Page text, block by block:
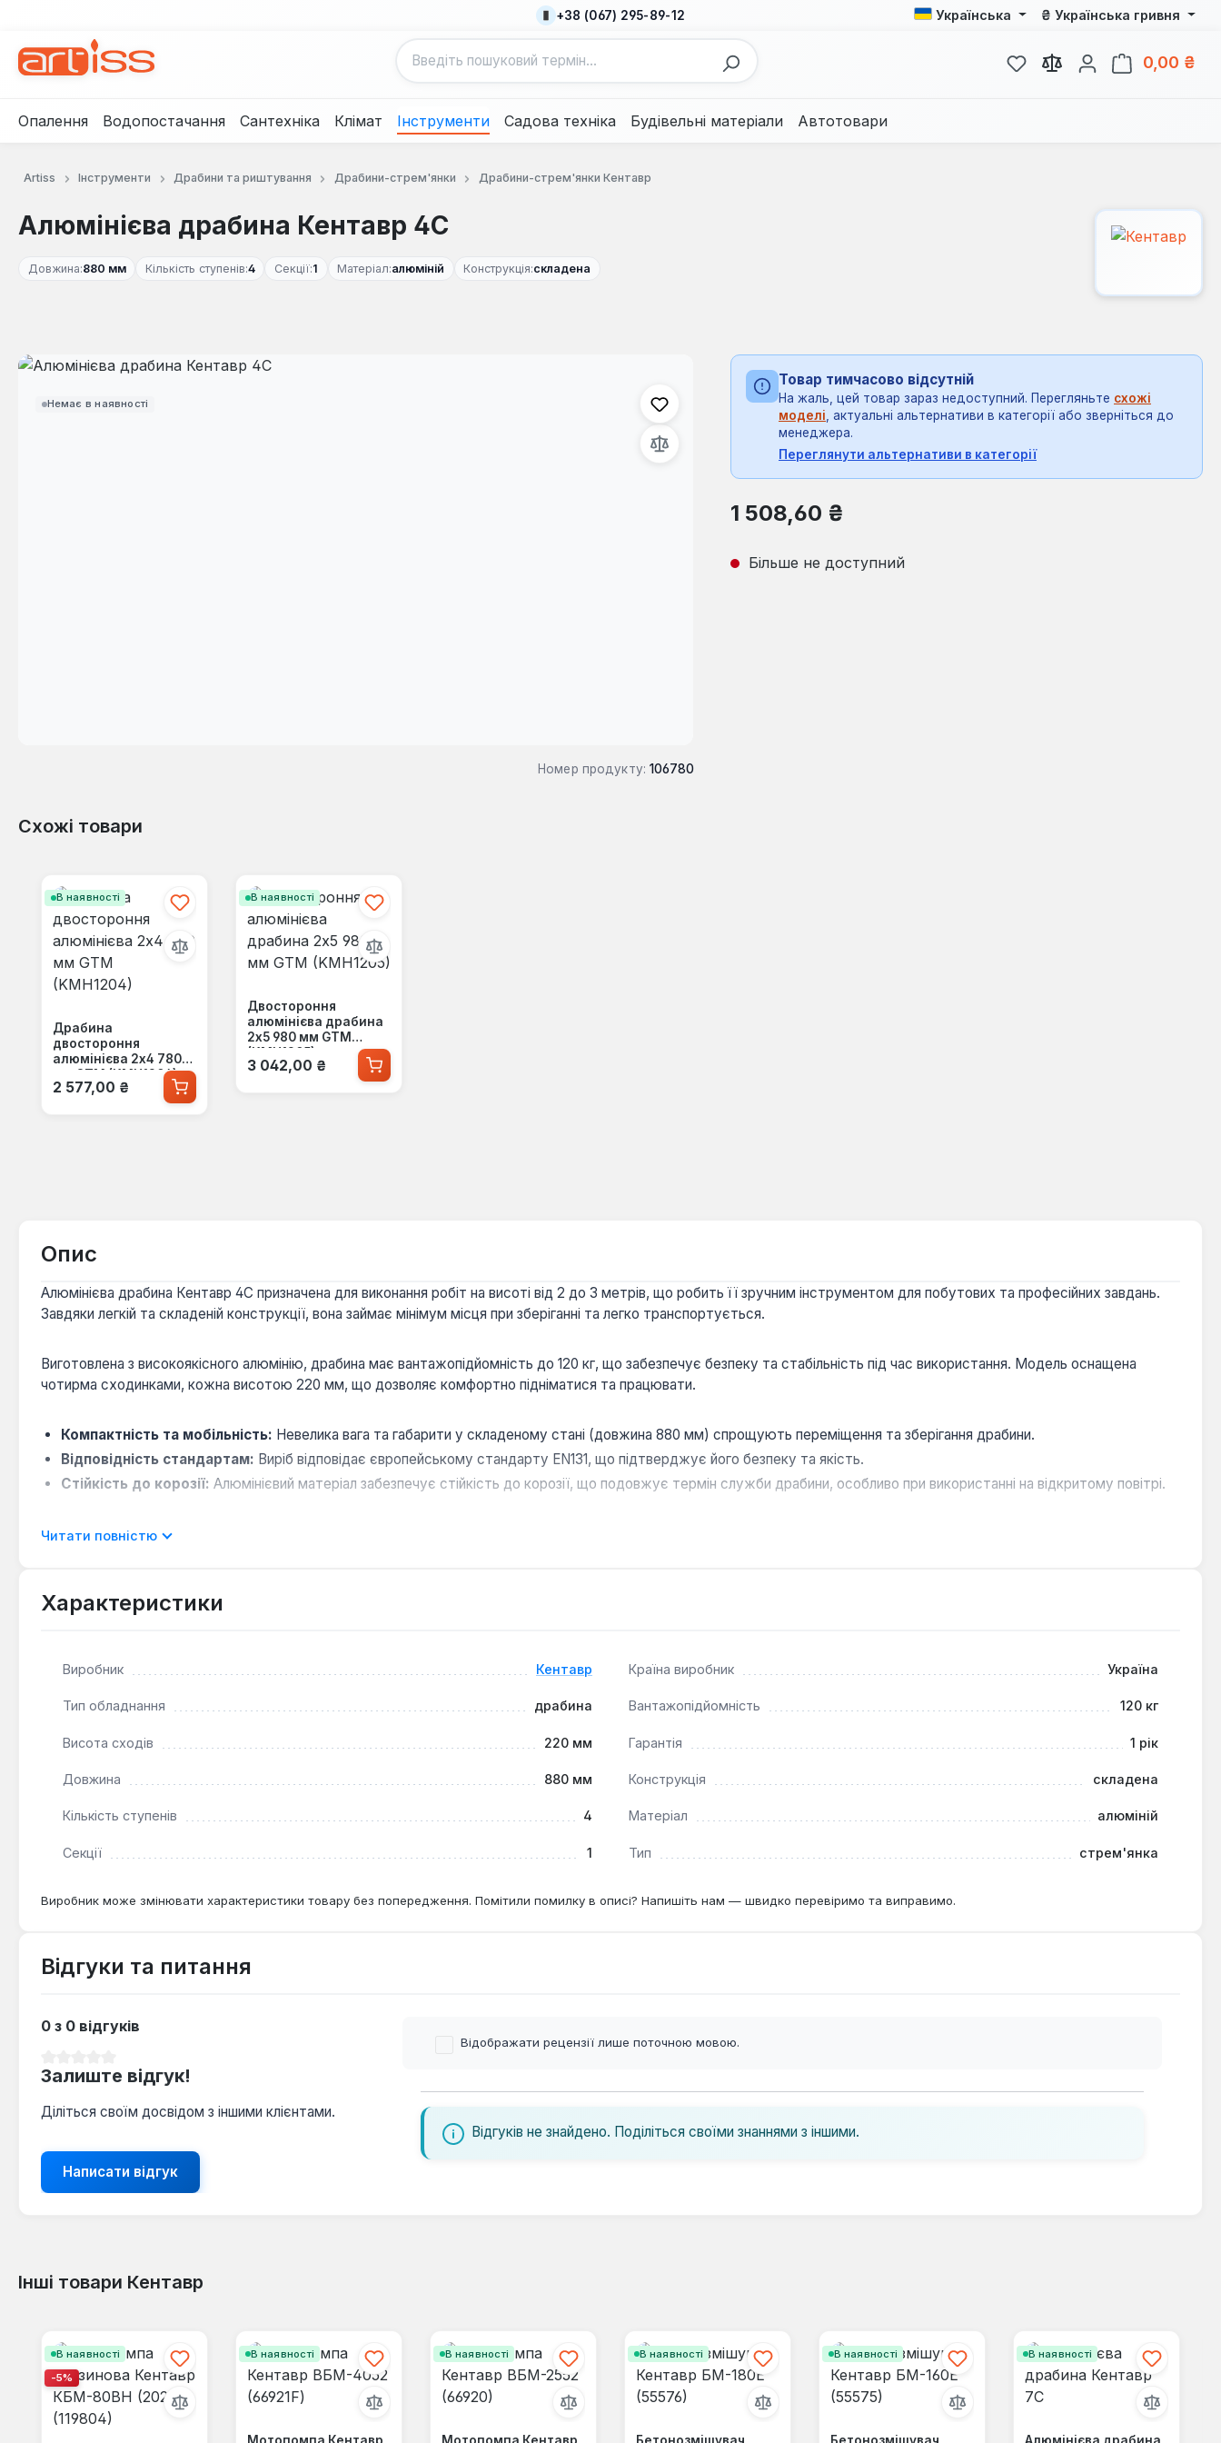
+38 (067) 295-89-12 Українська ₴ Українська гривня
У вас є 0 у списку бажань
0,00 ₴
Опалення Водопостачання Сантехніка Клімат Інструменти Садова техніка Будівельні матеріали Автотовари
Artiss Інструменти Драбини та риштування Драбини-стрем'янки Драбини-стрем'янки Кентавр
Алюмінієва драбина Кентавр 4С
Довжина:880 мм Кількість ступенів:4 Секції:1 Матеріал:алюміній Конструкція:складена
Немає в наявності
Пропустити галерею зображень
Номер продукту: 106780
Товар тимчасово відсутній
На жаль, цей товар зараз недоступний. Перегляньте схожі
моделі , актуальні альтернативи в категорії або зверніться до
менеджера.
Переглянути альтернативи в категорії
Звичайна ціна:
1 508,60 ₴
Більше не доступний
Схожі товари
В наявності
Драбина
двостороння
алюмінієва 2х4 780
мм GTM (KMH1204)
Звичайна ціна:
2 577,00 ₴
В наявності
Двостороння
алюмінієва драбина
2х5 980 мм GTM
(KMH1205)
Звичайна ціна:
3 042,00 ₴
Опис
Алюмінієва драбина Кентавр 4С призначена для виконання робіт на висоті від 2 до 3 метрів, що робить її зручним інструментом для побутових та професійних завдань.
Завдяки легкій та складеній конструкції, вона займає мінімум місця при зберіганні та легко транспортується.
Виготовлена з високоякісного алюмінію, драбина має вантажопідйомність до 120 кг, що забезпечує безпеку та стабільність під час використання. Модель оснащена
чотирма сходинками, кожна висотою 220 мм, що дозволяє комфортно підніматися та працювати.
Компактність та мобільність: Невелика вага та габарити у складеному стані (довжина 880 мм) спрощують переміщення та зберігання драбини.
Відповідність стандартам: Виріб відповідає європейському стандарту EN131, що підтверджує його безпеку та якість.
Стійкість до корозії: Алюмінієвий матеріал забезпечує стійкість до корозії, що подовжує термін служби драбини, особливо при використанні на відкритому повітрі.
Ця стрем'янка є універсальним рішенням для широкого спектру завдань, таких як ремонтні роботи вдома, догляд за садом, монтаж обладнання або доступ до високих
Читати повністю
Характеристики
Виробник Кентавр Країна виробник Україна
Тип обладнання драбина Вантажопідйомність 120 кг
Висота сходів 220 мм Гарантія 1 рік
Довжина 880 мм Конструкція складена
Кількість ступенів 4 Матеріал алюміній
Секції 1 Тип стрем'янка
Виробник може змінювати характеристики товару без попередження. Помітили помилку в описі? Напишіть нам — швидко перевіримо та виправимо.
Відгуки та питання
0 з 0 відгуків
Залиште відгук!
Діліться своїм досвідом з іншими клієнтами.
Написати відгук
Відображати рецензії лише поточною мовою.
Відгуків не знайдено. Поділіться своїми знаннями з іншими.
Інші товари Кентавр
В наявності
-5%
В наявності В наявності В наявності В наявності В наявності